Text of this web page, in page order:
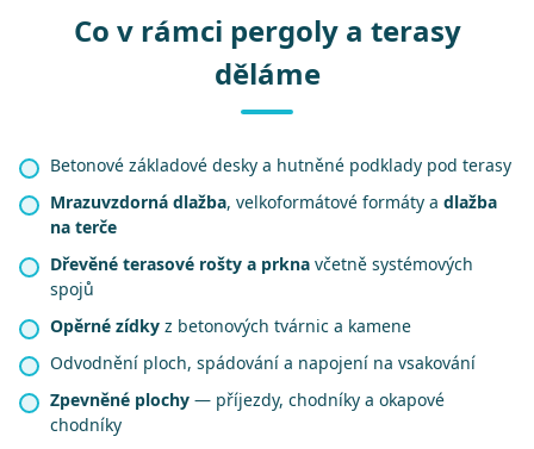
Co v rámci pergoly a terasy
děláme
Betonové základové desky a hutněné podklady pod terasy
Mrazuvzdorná dlažba, velkoformátové formáty a dlažba
na terče
Dřevěné terasové rošty a prkna včetně systémových
spojů
Opěrné zídky z betonových tvárnic a kamene
Odvodnění ploch, spádování a napojení na vsakování
Zpevněné plochy — příjezdy, chodníky a okapové
chodníky